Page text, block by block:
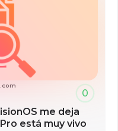
0
me deja
está muy vivo